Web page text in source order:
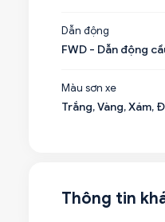
Dẫn động
FWD - Dẫn động
Màu sơn xe
Trắng, Vàng, Xám,
Thông tin